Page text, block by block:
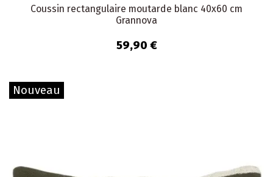
Coussin rectangulaire moutarde blanc 40x60 cm
Grannova
59,90 €
Nouveau